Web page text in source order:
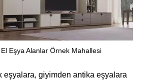
Eşya Alanlar Örnek Mahallesi
eşyalara, giyimden antika eşyalara